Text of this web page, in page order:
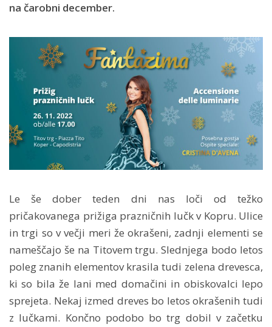
na čarobni december.
Le še dober teden dni nas loči od težko
pričakovanega prižiga prazničnih lučk v Kopru. Ulice
in trgi so v večji meri že okrašeni, zadnji elementi se
nameščajo še na Titovem trgu. Slednjega bodo letos
poleg znanih elementov krasila tudi zelena drevesca,
ki so bila že lani med domačini in obiskovalci lepo
sprejeta. Nekaj izmed dreves bo letos okrašenih tudi
z lučkami. Končno podobo bo trg dobil v začetku